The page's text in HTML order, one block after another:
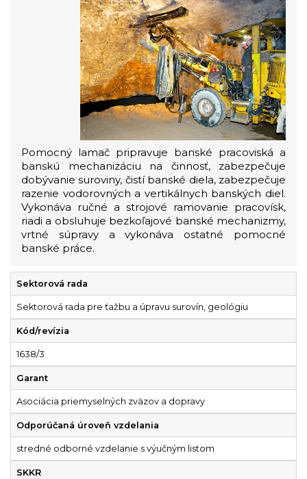
Pomocný lamač pripravuje banské pracoviská a
banskú mechanizáciu na činnosť, zabezpečuje
dobývanie suroviny, čistí banské diela, zabezpečuje
razenie vodorovných a vertikálnych banských diel.
Vykonáva ručné a strojové ramovanie pracovísk,
riadi a obsluhuje bezkoľajové banské mechanizmy,
vrtné súpravy a vykonáva ostatné pomocné
banské práce.
Sektorová rada
Sektorová rada pre ťažbu a úpravu surovín, geológiu
Kód/revízia
1638/3
Garant
Asociácia priemyselných zväzov a dopravy
Odporúčaná úroveň vzdelania
stredné odborné vzdelanie s výučným listom
SKKR